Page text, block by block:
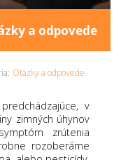
a odpovede
Otázky a odpovede
v
zimných úhynov
zrútenia
rozoberáme